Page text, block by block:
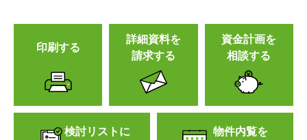
印刷する
詳細資料を
請求する
資金計画を
相談する
検討リストに
物件内覧を